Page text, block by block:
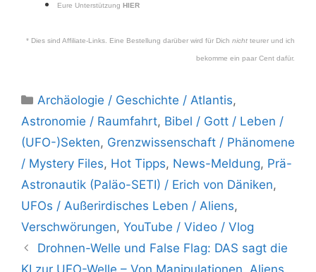
Eure Unterstützung HIER
* Dies sind Affiliate-Links. Eine Bestellung darüber wird für Dich nicht teurer und ich
bekomme ein paar Cent dafür.
Kategorien
Archäologie / Geschichte / Atlantis,
Astronomie / Raumfahrt, Bibel / Gott / Leben /
(UFO-)Sekten, Grenzwissenschaft / Phänomene
/ Mystery Files, Hot Tipps, News-Meldung, Prä-
Astronautik (Paläo-SETI) / Erich von Däniken,
UFOs / Außerirdisches Leben / Aliens,
Verschwörungen, YouTube / Video / Vlog
Drohnen-Welle und False Flag: DAS sagt die